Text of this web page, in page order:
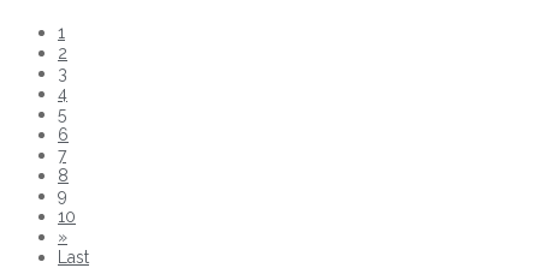
1
2
3
4
5
6
7
8
9
10
»
Last